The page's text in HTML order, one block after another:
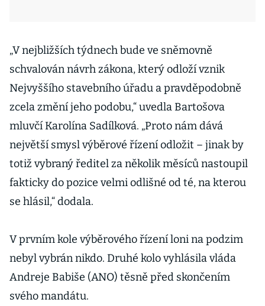
„V nejbližších týdnech bude ve sněmovně
schvalován návrh zákona, který odloží vznik
Nejvyššího stavebního úřadu a pravděpodobně
zcela změní jeho podobu,“ uvedla Bartošova
mluvčí Karolína Sadílková. „Proto nám dává
největší smysl výběrové řízení odložit – jinak by
totiž vybraný ředitel za několik měsíců nastoupil
fakticky do pozice velmi odlišné od té, na kterou
se hlásil,“ dodala.
V prvním kole výběrového řízení loni na podzim
nebyl vybrán nikdo. Druhé kolo vyhlásila vláda
Andreje Babiše (ANO) těsně před skončením
svého mandátu.